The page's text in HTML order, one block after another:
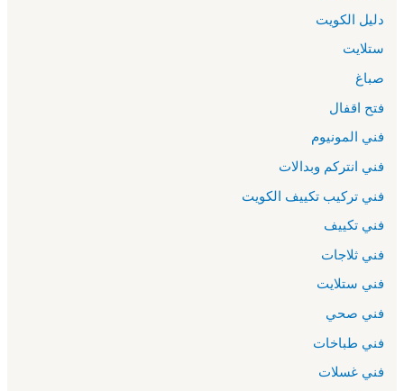
دليل الكويت
ستلايت
صباغ
فتح اقفال
فني المونيوم
فني انتركم وبدالات
فني تركيب تكييف الكويت
فني تكييف
فني ثلاجات
فني ستلايت
فني صحي
فني طباخات
فني غسلات